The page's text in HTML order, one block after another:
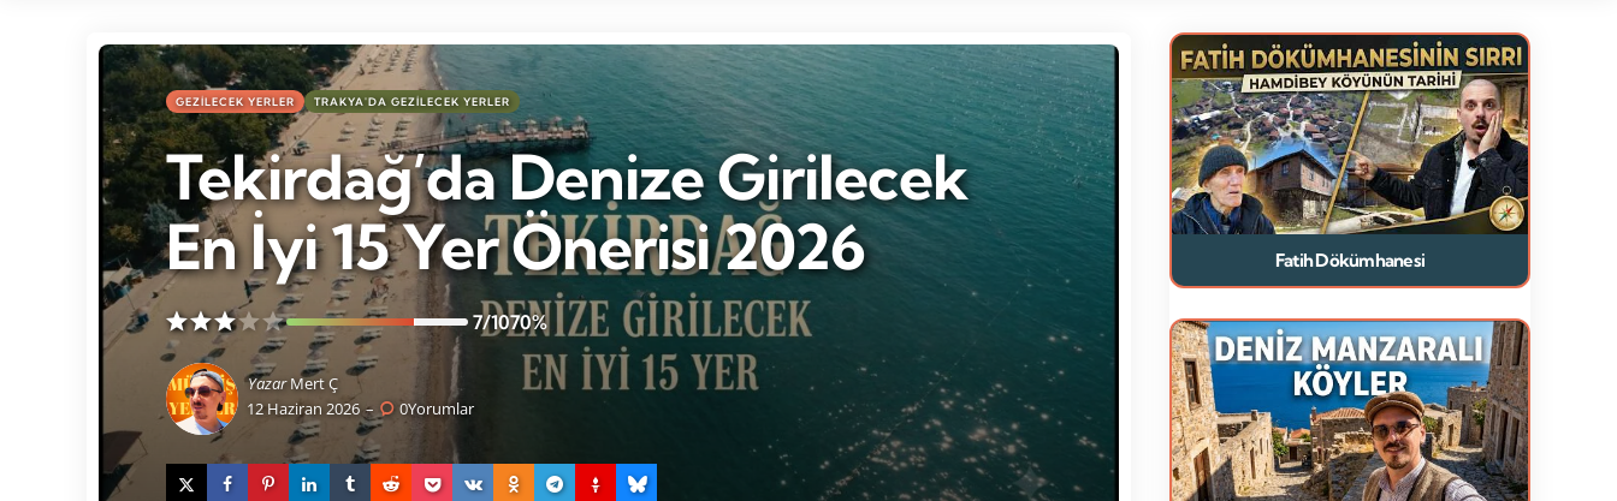
GEZILECEK YERLER TRAKYA'DA GEZILECEK YERLER
Tekirdağ’da Denize Girilecek
En İyi 15 Yer Önerisi 2026
7/1070%
Yazar Mert Ç
12 Haziran 2026
0Yorumlar
Fatih Dökümhanesi